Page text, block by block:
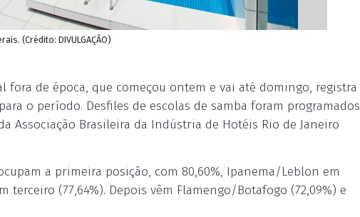
(Crédito: DIVULGAÇÃO)
fora de época, que começou ontem e vai até domingo, registra
o período. Desfiles de escolas de samba foram programados
Associação Brasileira da Indústria de Hotéis Rio de Janeiro
a primeira posição, com 80,60%, Ipanema/Leblon em
terceiro (77,64%). Depois vêm Flamengo/Botafogo (72,09%) e